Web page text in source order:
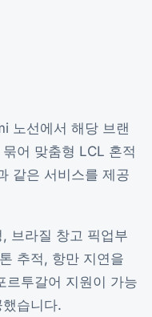
노선에서 해당 브랜
어 맞춤형 LCL 혼적
같은 서비스를 제공
브라질 창고 픽업부
추적, 항만 지연을
르투갈어 지원이 가능
습니다.